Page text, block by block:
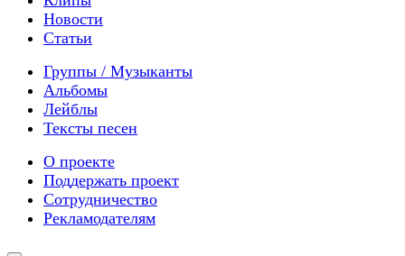
Новости
Статьи
Группы / Музыканты
Альбомы
Лейблы
Тексты песен
О проекте
Поддержать проект
Сотрудничество
Рекламодателям